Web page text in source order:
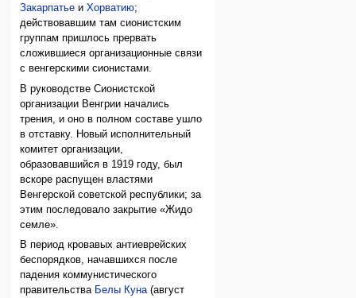
Закарпатье иХорватию;
действовавшим там сионистским
группам пришлось прервать
сложившиеся организационные связи
с венгерскими сионистами.
В руководстве Сионистской
организации Венгрии начались
трения, и оно в полном составе ушло
в отставку. Новый исполнительный
комитет организации,
образовавшийся в 1919 году, был
вскоре распущен властями
Венгерской советской республики; за
этим последовало закрытие «Жидо
семле».
В период кровавых антиеврейских
беспорядков, начавшихся после
падения коммунистического
правительства Белы Куна(август